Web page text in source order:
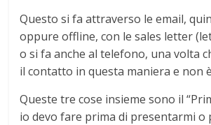
Questo si fa attraverso le email,
oppure offline, con le sales letter
o si fa anche al telefono, una volta
il contatto in questa maniera e non
Queste tre cose insieme sono il
io devo fare prima di presentarmi o